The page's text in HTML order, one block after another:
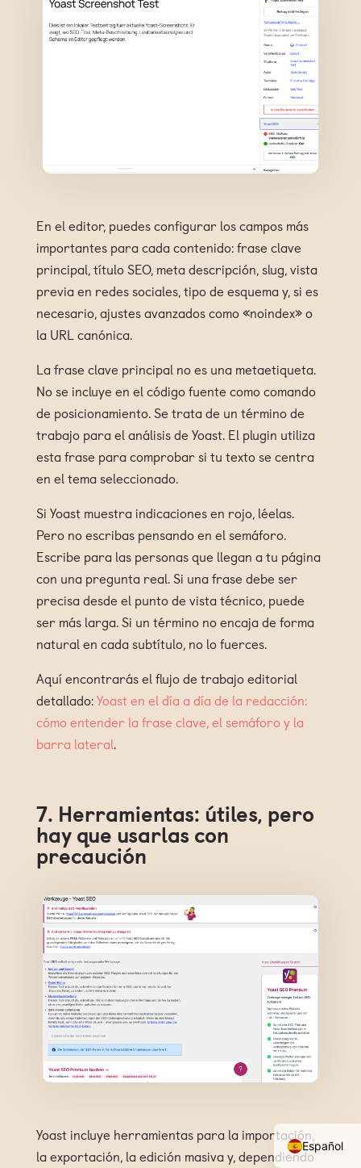
En el editor, puedes configurar los campos más
importantes para cada contenido: frase clave
principal, título SEO, meta descripción, slug, vista
previa en redes sociales, tipo de esquema y, si es
necesario, ajustes avanzados como «noindex» o
la URL canónica.
La frase clave principal no es una metaetiqueta.
No se incluye en el código fuente como comando
de posicionamiento. Se trata de un término de
trabajo para el análisis de Yoast. El plugin utiliza
esta frase para comprobar si tu texto se centra
en el tema seleccionado.
Si Yoast muestra indicaciones en rojo, léelas.
Pero no escribas pensando en el semáforo.
Escribe para las personas que llegan a tu página
con una pregunta real. Si una frase debe ser
precisa desde el punto de vista técnico, puede
ser más larga. Si un término no encaja de forma
natural en cada subtítulo, no lo fuerces.
Aquí encontrarás el flujo de trabajo editorial
detallado:Yoast en el día a día de la redacción:
cómo entender la frase clave, el semáforo y la
barra lateral.
7. Herramientas: útiles, pero
hay que usarlas con
precaución
Yoast incluye herramientas para la importación,
la exportación, la edición masiva y, dependiendo
pie de imprenta
gtc
Español